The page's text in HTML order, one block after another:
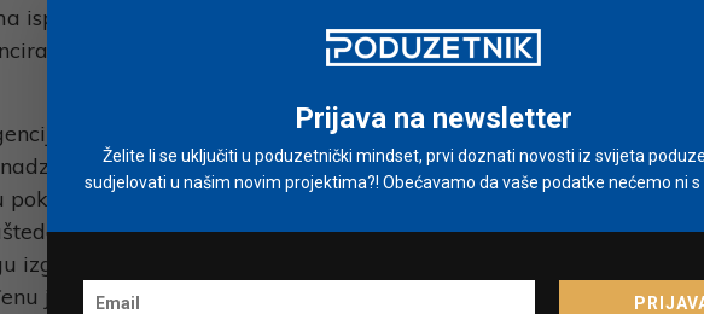
ispravnim zelenim i održivim projektima. Cilj je postizanja
što je projekt održiviji.”
za pravni promet i posredovanje nekretninama rekla je:
potrošnje energije upotrebom sustava u zgradama u
se da samo praćenjem potrošnje energije dolazimo
među 20.000 objekata u sustavu.” Istaknula je i da će u
izgradnje POS-ovih stanova, biti gotovo nemoguće ostvariti
jediničnu cijenu izgradnje kako bi ti stanovi bili zeleniji i
Prijava na newsletter
Želite li se uključiti u poduzetnički mindset, prvi doznati novosti iz svijeta
sudjelovati u našim novim projektima?! Obećavamo da vaše podatke nećemo ni